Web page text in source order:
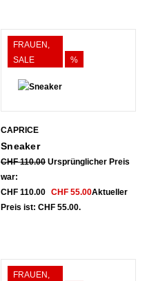
FRAUEN,
SALE
%
CAPRICE
Sneaker
CHF110.00 Ursprünglicher Preis
war:
CHF 110.00 CHF 55.00Aktueller
Preis ist: CHF 55.00.
FRAUEN,